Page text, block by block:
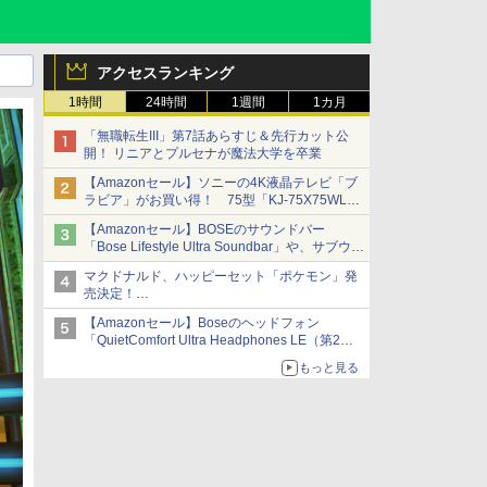
アクセスランキング
1時間 24時間 1週間 1カ月
「無職転生III」第7話あらすじ＆先行カット公
開！ リニアとプルセナが魔法大学を卒業
【Amazonセール】ソニーの4K液晶テレビ「ブ
ラビア」がお買い得！ 75型「KJ-75X75WL」
などラインナップ
【Amazonセール】BOSEのサウンドバー
「Bose Lifestyle Ultra Soundbar」や、サブウー
ファー「Bose Lifestyle Ultra Subwoofer」など
お買い得！
マクドナルド、ハッピーセット「ポケモン」発
売決定！
ポケモン30周年記念で30匹が大集合
【Amazonセール】Boseのヘッドフォン
「QuietComfort Ultra Headphones LE（第2世
イマーシブオーディオで臨場感ある音楽体験が
もっと見る